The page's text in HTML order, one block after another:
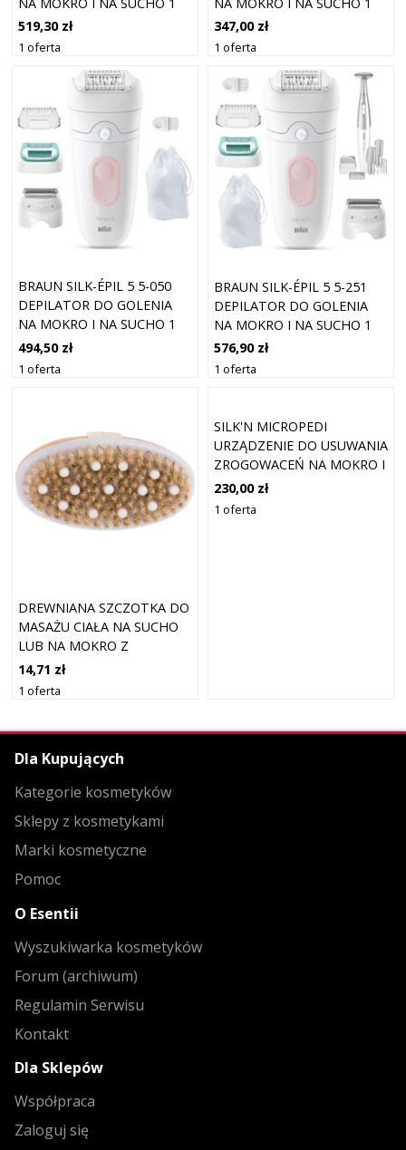
SZT.
519,30 zł
1 oferta
SZT.
347,00 zł
1 oferta
BRAUN SILK-ÉPIL 5 5-050
DEPILATOR DO GOLENIA
NA MOKRO I NA SUCHO 1
SZT.
494,50 zł
1 oferta
BRAUN SILK-ÉPIL 5 5-251
DEPILATOR DO GOLENIA
NA MOKRO I NA SUCHO 1
SZT.
576,90 zł
1 oferta
DREWNIANA SZCZOTKA DO
MASAŻU CIAŁA NA SUCHO
LUB NA MOKRO Z
WYPUSTKAMI
14,71 zł
1 oferta
SILK'N MICROPEDI
URZĄDZENIE DO USUWANIA
ZROGOWACEŃ NA MOKRO I
NA SUCHO
230,00 zł
1 oferta
Dla Kupujących
Kategorie kosmetyków
Sklepy z kosmetykami
Marki kosmetyczne
Pomoc
O Esentii
Wyszukiwarka kosmetyków
Forum (archiwum)
Regulamin Serwisu
Kontakt
Dla Sklepów
Współpraca
Zaloguj się